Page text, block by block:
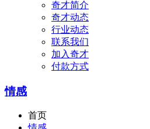
奇才简介
奇才动态
行业动态
联系我们
加入奇才
付款方式
情感
首页